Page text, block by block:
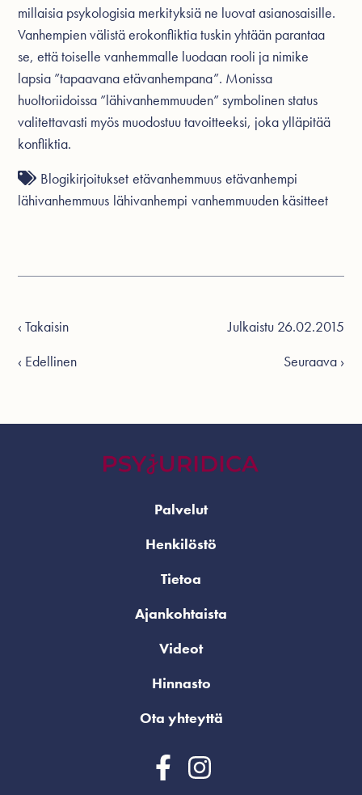
millaisia psykologisia merkityksiä ne luovat asianosaisille.
Vanhempien välistä erokonfliktia tuskin yhtään parantaa
se, että toiselle vanhemmalle luodaan rooli ja nimike
lapsia ”tapaavana etävanhempana”. Monissa
huoltoriidoissa ”lähivanhemmuuden” symbolinen status
valitettavasti myös muodostuu tavoitteeksi, joka ylläpitää
konfliktia.
Blogikirjoitukset etävanhemmuus etävanhempi
lähivanhemmuus lähivanhempi vanhemmuuden käsitteet
‹ Takaisin
Julkaistu 26.02.2015
‹ Edellinen
Seuraava ›
Palvelut
Henkilöstö
Tietoa
Ajankohtaista
Videot
Hinnasto
Ota yhteyttä